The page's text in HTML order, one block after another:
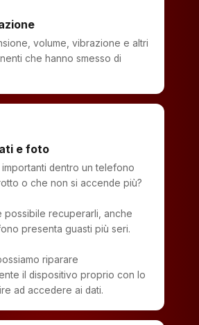
volume, vibrazione e altri
che hanno smesso di
e foto
dentro un telefono
o che non si accende più?
possibile recuperarli, anche
presenta guasti più seri.
riparare
il dispositivo proprio con lo
ad accedere ai dati.